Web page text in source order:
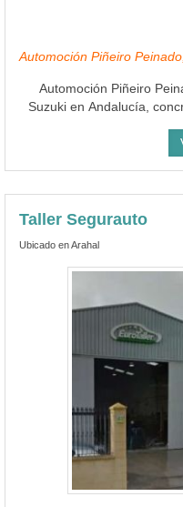
Automoción Piñeiro
Automoción Piñeiro
Suzuki en Andalucía,
Taller Segurauto
Ubicado en Arahal